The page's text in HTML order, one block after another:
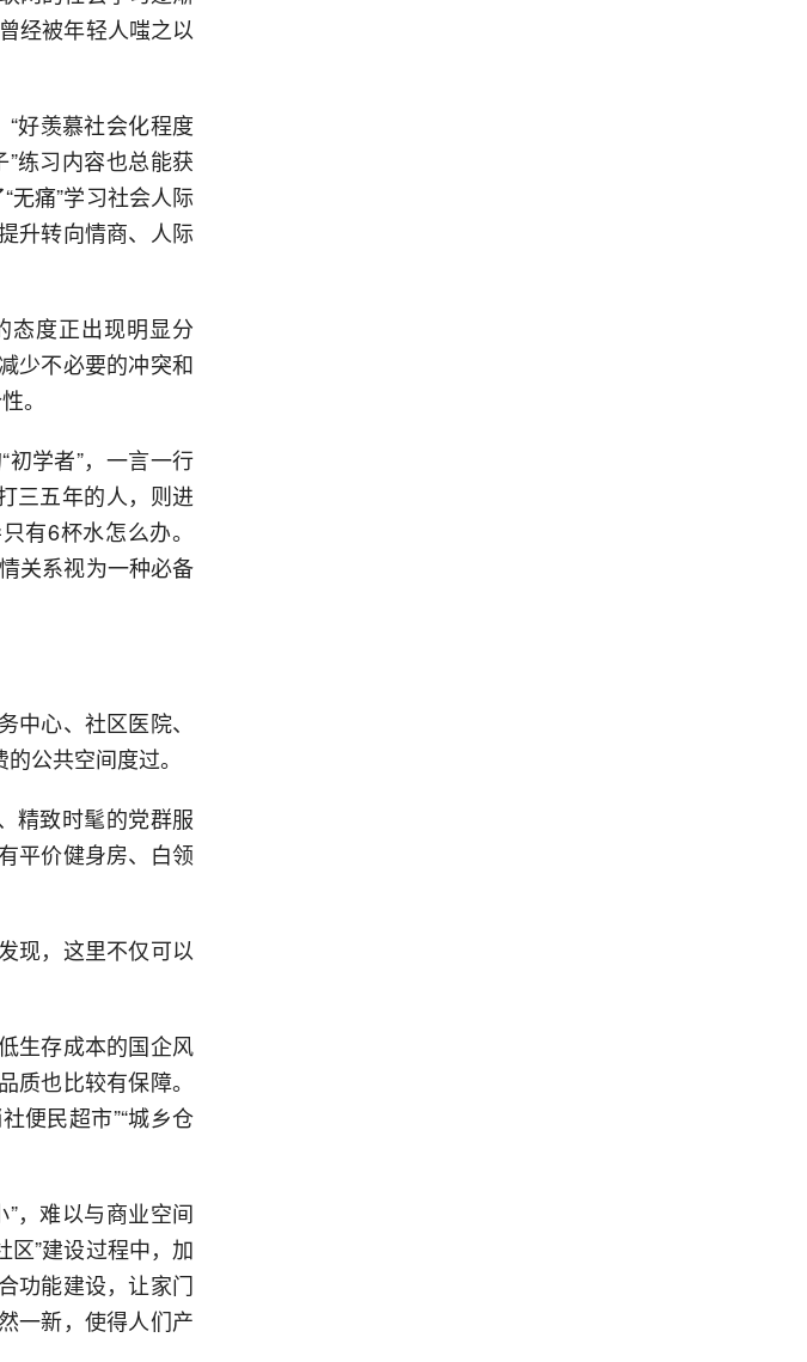
经被年轻人嗤之以
“好羡慕社会化程度
”练习内容也总能获
无痛”学习社会人际
升转向情商、人际
态度正出现明显分
少不必要的冲突和
。
学者”，一言一行
三五年的人，则进
有6杯水怎么办。
关系视为一种必备
心、社区医院、
公共空间度过。
精致时髦的党群服
平价健身房、白领
现，这里不仅可以
生存成本的国企风
也比较有保障。
便民超市”“城乡仓
，难以与商业空间
区”建设过程中，加
功能建设，让家门
一新，使得人们产